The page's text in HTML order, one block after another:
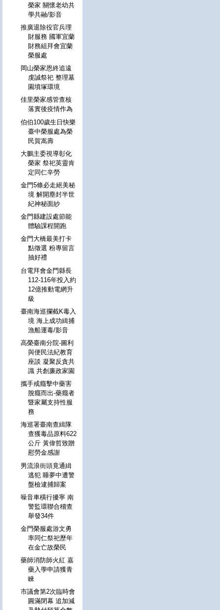
榮家 關懷老幼共
學共融/影音
推廣退除役官兵理
財服務 國軍宜蘭
財務組拜會宜蘭
榮服處
岡山榮家恩終追遠
虔誠祭祀 整理墓
園墳塚環境
佳里榮家感管查核
落實後疫情作為
伯伯100歲生日快樂
臺中榮服處為榮
民賀嵩壽
大鵬主委視導彰化
榮家 祭祀英靈肯
定同仁辛勞
金門5條必走絕美秘
境 解開塵封半世
紀神秘面紗
金門縣建設處節能
體驗課程開跑
金門大橋最美打卡
點徵選 粉專留言
抽好禮
台電拜會金門縣長
112-116年投入約
12億推動電網升
級
臺南海巡攔截K毒入
境 海上成功緝捕
漁船運毒/影音
高榮臺南分院-圖利
與便民法紀教育
座談 凝聚反貪共
識 共創廉政家園
攜手戒癮擊中藥害
脫癮而出-藥癮者
暨家屬支持性服
務
海巡署臺南查緝隊
查獲毒品原料622
公斤 黃偉哲致贈
慰勞金感謝
男流浪街頭竟通緝
逃犯 睡夢中遭警
盤檢逮捕歸案
噪音車橫行擾寧 南
警監環聯合稽查
舉發34件
金門榮服處游文勇
率同仁祭祀歷年
在金亡故榮民
藥師消防師火紅 嘉
藥入學申請獲青
睞
市議會第2次臨時會
圓滿閉幕 追加減